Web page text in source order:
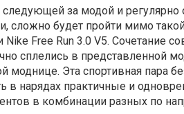
за модой и
сложно будет пройти мимо
Nike Free Run 3.0 V5.
сплелись в представленной
моднице. Эта спортивная пара
в нарядах практичные и
в комбинации разных по